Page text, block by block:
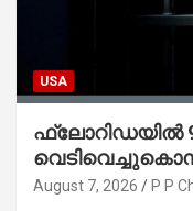
USA
ഫ്ലോറിഡയിൽ
August 7, 2026 P P